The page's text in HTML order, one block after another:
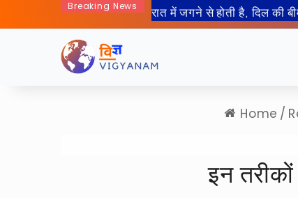
Breaking News
50 साल बाद इंसान जा रहा हैं
Home /
इन